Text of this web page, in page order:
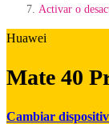
Activar o
Huawei
Mate 40
Cambiar